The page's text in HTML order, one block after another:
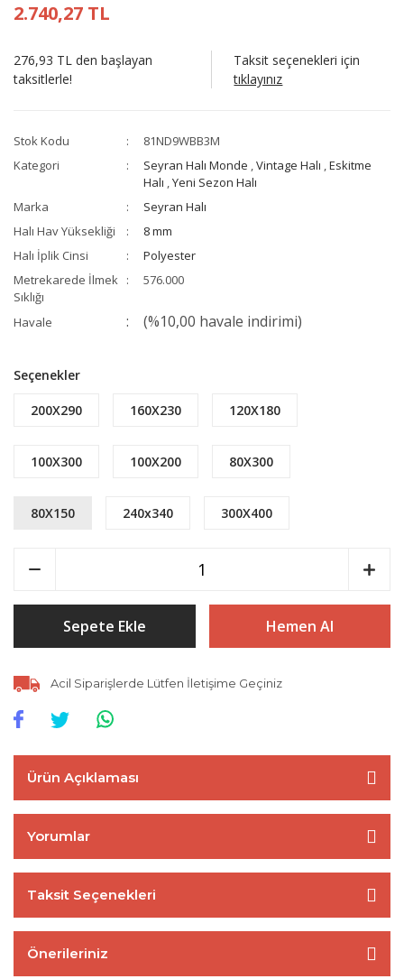
2.740,27 TL
276,93 TL den başlayan
taksitlerle!
Taksit seçenekleri için
tıklayınız
Stok Kodu
81ND9WBB3M
Kategori
Seyran Halı Monde ,Vintage Halı ,Eskitme
Halı ,Yeni Sezon Halı
Marka
Seyran Halı
Halı Hav Yüksekliği
8 mm
Halı İplik Cinsi
Polyester
Metrekarede İlmek
Sıklığı
576.000
Havale (%10,00 havale indirimi)
Seçenekler
200X290 160X230 120X180
100X300 100X200 80X300
80X150 240x340 300X400
Sepete Ekle Hemen Al
Acil Siparişlerde Lütfen İletişime Geçiniz
Ürün Açıklaması
Yorumlar
Taksit Seçenekleri
Önerileriniz